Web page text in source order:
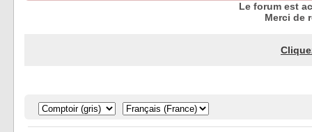
Le forum est
Merci de